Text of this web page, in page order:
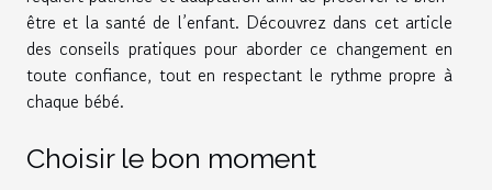
être et la santé de l’enfant. Découvrez dans cet article
des conseils pratiques pour aborder ce changement en
toute confiance, tout en respectant le rythme propre à
chaque bébé.
Choisir le bon moment